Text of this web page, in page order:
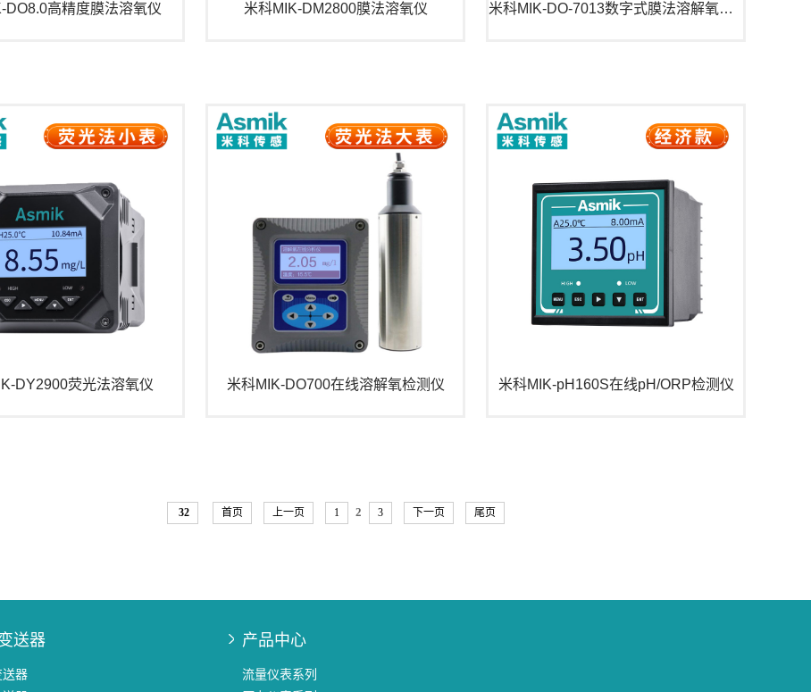
DO8.0高精度膜法溶氧仪 米科MIK-DM2800膜法溶氧仪 米科MIK-DO-7013数字式膜法溶解氧电极
DY2900荧光法溶氧仪 米科MIK-DO700在线溶解氧检测仪 米科MIK-pH160S在线pH/ORP检测仪
32 首页 上一页 1 2 3 下一页 尾页
送器
送器
产品中心
流量仪表系列